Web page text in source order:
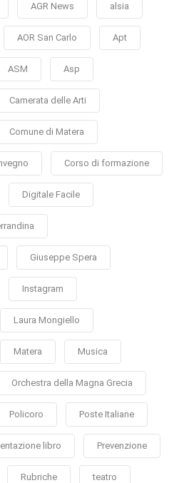
AGR News alsia
AOR San Carlo Apt
ASM Asp
Camerata delle Arti
Comune di Matera
Corso di formazione
Digitale Facile
Giuseppe Spera
Instagram
Laura Mongiello
Matera Musica
Orchestra della Magna Grecia
Policoro Poste Italiane
libro Prevenzione
Rubriche teatro